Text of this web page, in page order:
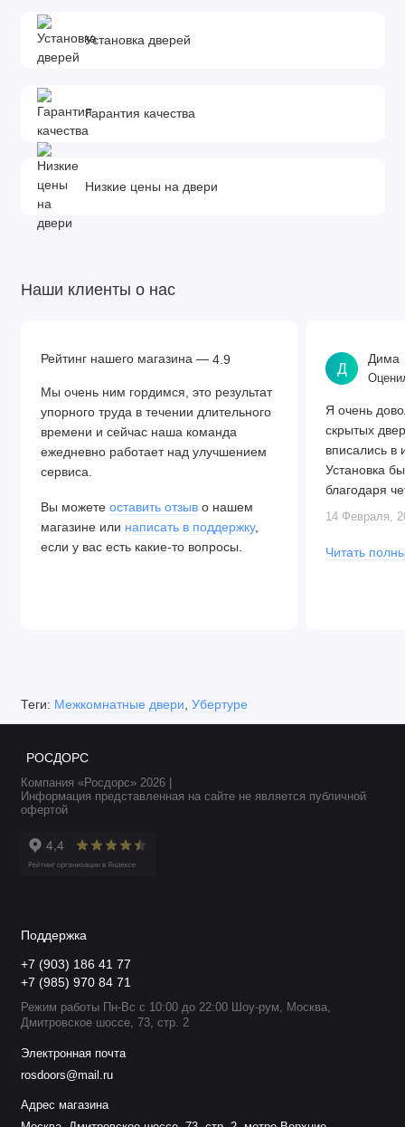
Установка дверей
Гарантия качества
Низкие цены на двери
Наши клиенты о нас
Рейтинг нашего магазина — 4.9
Мы очень ним гордимся, это результат
упорного труда в течении длительного
времени и сейчас наша команда
ежедневно работает над улучшением
сервиса.
Вы можете оставить отзыв о нашем
магазине или написать в поддержку,
если у вас есть какие-то вопросы.
Д
Дима
Я очень
скрытых
вписались в
Установка
благодаря
Алексея.
14 Февраля,
Читать
Теги: Межкомнатные двери Убертуре
РОСДОРС
Компания «Росдорс» 2026 |
Информация представленная на сайте не является публичной
офертой
Поддержка
+7 (903) 186 41 77
+7 (985) 970 84 71
Режим работы Пн-Вс с 10:00 до 22:00 Шоу-рум, Москва,
Дмитровское шоссе, 73, стр. 2
Электронная почта
rosdoors@mail.ru
Адрес магазина